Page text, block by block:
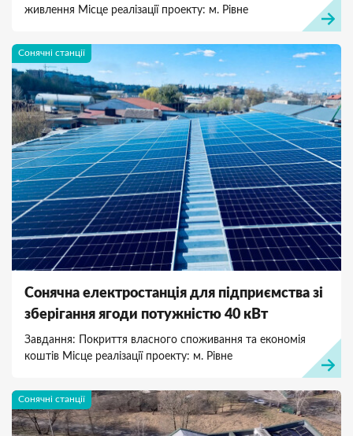
живлення Місце реалізації проекту: м. Рівне
Сонячна електростанція для підприємства зі
зберігання ягоди потужністю 40 кВт
Завдання: Покриття власного споживання та економія
коштів Місце реалізації проекту: м. Рівне
Сонячні станції
Сонячні станції